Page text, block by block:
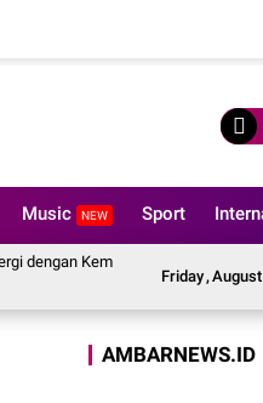
Music NEW Sport
Friday,August
Kementerian Agama, Perkuat
AMBARNEWS.ID